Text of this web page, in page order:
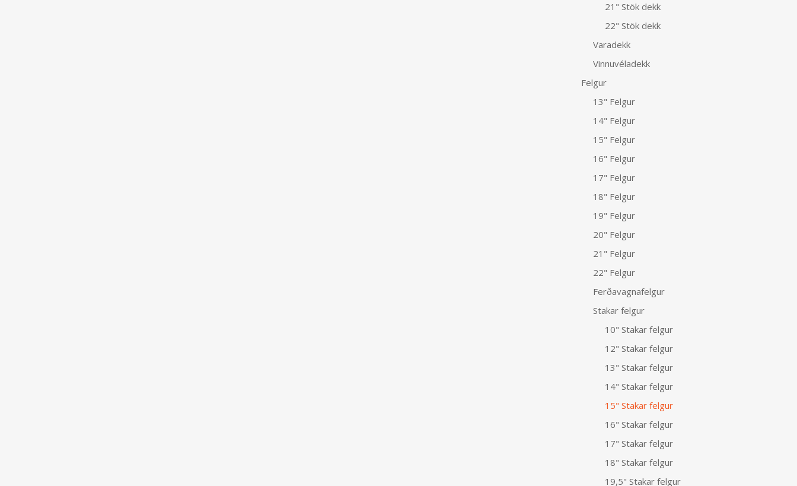
21" Stök dekk
22" Stök dekk
Varadekk
Vinnuvéladekk
Felgur
13" Felgur
14" Felgur
15" Felgur
16" Felgur
17" Felgur
18" Felgur
19" Felgur
20" Felgur
21" Felgur
22" Felgur
Ferðavagnafelgur
Stakar felgur
10" Stakar felgur
12" Stakar felgur
13" Stakar felgur
14" Stakar felgur
15" Stakar felgur
16" Stakar felgur
17" Stakar felgur
18" Stakar felgur
19,5" Stakar felgur